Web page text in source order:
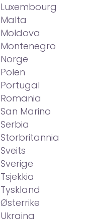
Luxembourg
Malta
Moldova
Montenegro
Norge
Polen
Portugal
Romania
San Marino
Serbia
Storbritannia
Sveits
Sverige
Tsjekkia
Tyskland
Østerrike
Ukraina